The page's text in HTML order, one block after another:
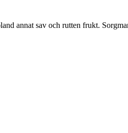
annat sav och rutten frukt.